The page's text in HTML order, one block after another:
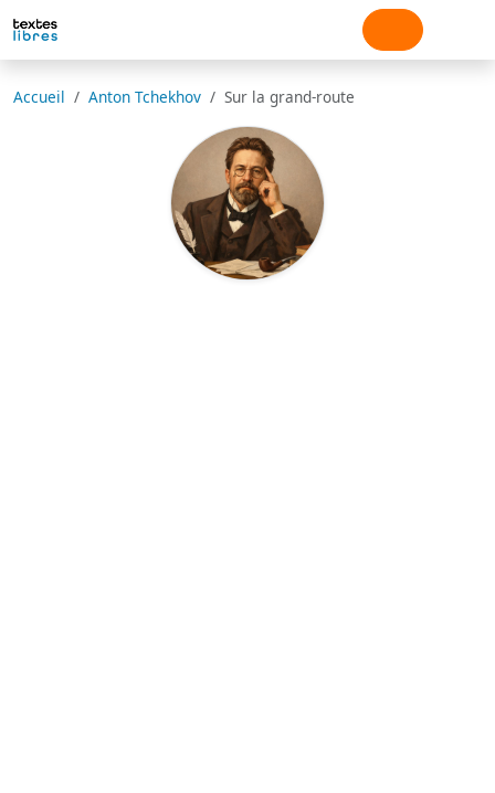
Accueil Anton Tchekhov Sur la grand-route